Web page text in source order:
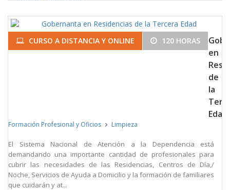
CURSO A DISTANCIA Y ONLINE 120 HORAS
en
de
la
Edad
Formación Profesional y Oficios Limpieza
El Sistema Nacional de Atención a la Dependencia está
demandando una importante cantidad de profesionales para
cubrir las necesidades de las Residencias, Centros de Día,/
Noche, Servicios de Ayuda a Domicilio y la formación de familiares
que cuidarán y at...